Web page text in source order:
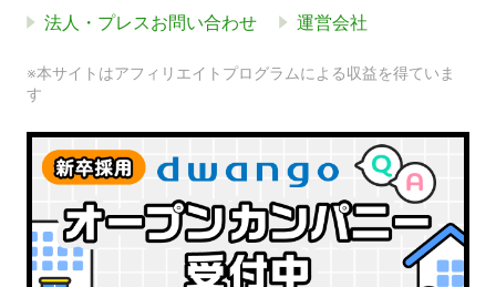
法人・プレスお問い合わせ 運営会社
※本サイトはアフィリエイトプログラムによる収益を得ていま
す